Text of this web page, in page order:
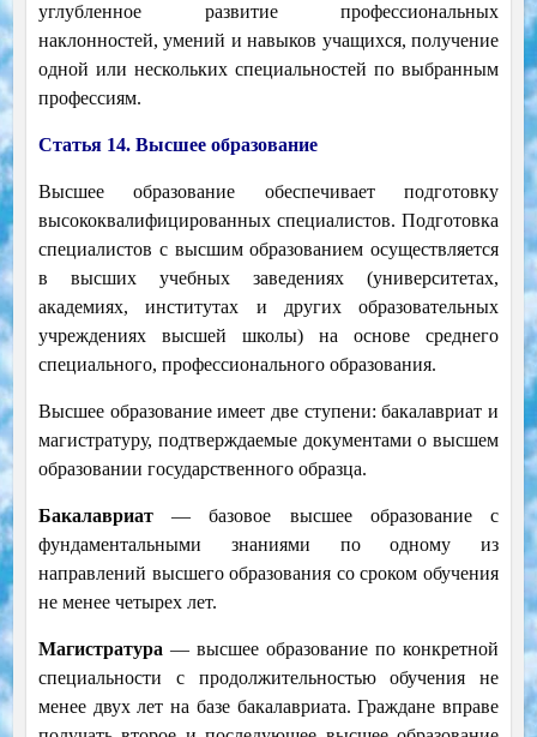
углубленное развитие профессиональных
наклонностей, умений и навыков учащихся, получение
одной или нескольких специальностей по выбранным
профессиям.
Статья 14. Высшее образование
Высшее образование обеспечивает подготовку
высококвалифицированных специалистов. Подготовка
специалистов с высшим образованием осуществляется
в высших учебных заведениях (университетах,
академиях, институтах и других образовательных
учреждениях высшей школы) на основе среднего
специального, профессионального образования.
Высшее образование имеет две ступени: бакалавриат и
магистратуру, подтверждаемые документами о высшем
образовании государственного образца.
Бакалавриат— базовое высшее образование с
фундаментальными знаниями по одному из
направлений высшего образования со сроком обучения
не менее четырех лет.
Магистратура — высшее образование по конкретной
специальности с продолжительностью обучения не
менее двух лет на базе бакалавриата. Граждане вправе